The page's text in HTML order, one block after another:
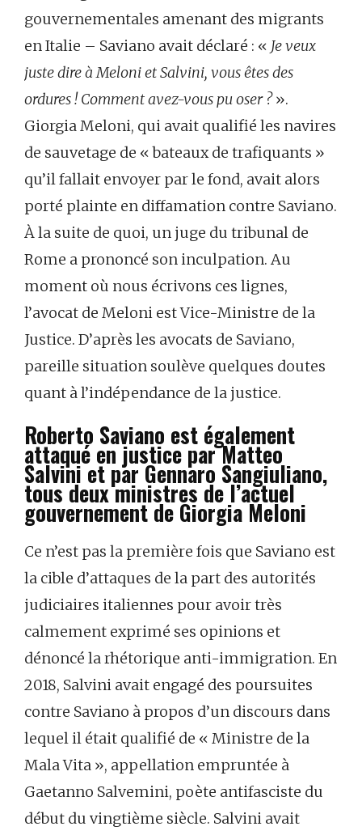
gouvernementales amenant des migrants
en Italie – Saviano avait déclaré : « Je veux
juste dire à Meloni et Salvini, vous êtes des
ordures ! Comment avez-vous pu oser ?».
Giorgia Meloni, qui avait qualifié les navires
de sauvetage de « bateaux de trafiquants »
qu’il fallait envoyer par le fond, avait alors
porté plainte en diffamation contre Saviano.
À la suite de quoi, un juge du tribunal de
Rome a prononcé son inculpation. Au
moment où nous écrivons ces lignes,
l’avocat de Meloni est Vice-Ministre de la
Justice. D’après les avocats de Saviano,
pareille situation soulève quelques doutes
quant à l’indépendance de la justice.
Roberto Saviano est également
attaqué en justice par Matteo
Salvini et par Gennaro Sangiuliano,
tous deux ministres de l’actuel
gouvernement de Giorgia Meloni
Ce n’est pas la première fois que Saviano est
la cible d’attaques de la part des autorités
judiciaires italiennes pour avoir très
calmement exprimé ses opinions et
dénoncé la rhétorique anti-immigration. En
2018, Salvini avait engagé des poursuites
contre Saviano à propos d’un discours dans
lequel il était qualifié de « Ministre de la
Mala Vita », appellation empruntée à
Gaetanno Salvemini, poète antifasciste du
début du vingtième siècle. Salvini avait